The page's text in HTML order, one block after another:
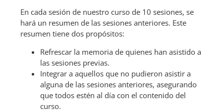
En cada sesión de nuestro curso de 10 sesiones, se
hará un resumen de las sesiones anteriores. Este
resumen tiene dos propósitos:
Refrescar la memoria de quienes han asistido a
las sesiones previas.
Integrar a aquellos que no pudieron asistir a
alguna de las sesiones anteriores, asegurando
que todos estén al día con el contenido del
curso.